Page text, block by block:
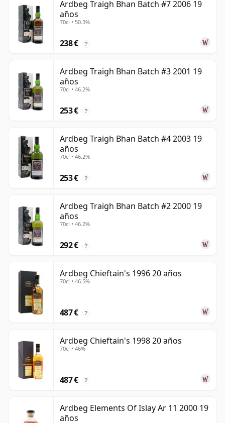
Ardbeg Traigh Bhan Batch #7 2006 19
años
70cl • 50.3%
238 € ?
Ardbeg Traigh Bhan Batch #3 2001 19
años
70cl • 46.2%
253 € ?
Ardbeg Traigh Bhan Batch #4 2003 19
años
70cl • 46.2%
253 € ?
Ardbeg Traigh Bhan Batch #2 2000 19
años
70cl • 46.2%
292 € ?
Ardbeg Chieftain's 1996 20 años
70cl • 46.5%
487 € ?
Ardbeg Chieftain's 1998 20 años
70cl • 46%
487 € ?
Ardbeg Elements Of Islay Ar 11 2000 19
años